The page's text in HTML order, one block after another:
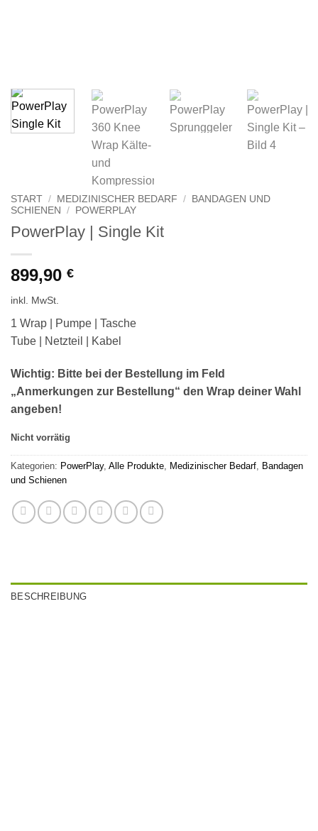
START / MEDIZINISCHER BEDARF /
BANDAGEN UND
SCHIENEN
/ POWERPLAY
PowerPlay | Single Kit
899,90 €
inkl. MwSt.
1 Wrap | Pumpe | Tasche
Tube | Netzteil | Kabel
Wichtig: Bitte bei der Bestellung im Feld
„Anmerkungen zur Bestellung“ den Wrap deiner Wahl
angeben!
Nicht vorrätig
Kategorien: PowerPlay, Alle Produkte, Medizinischer Bedarf, Bandagen
und Schienen
BESCHREIBUNG